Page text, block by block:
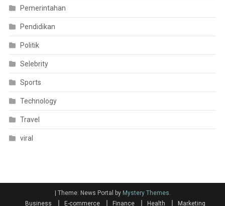
Pemerintahan
Pendidikan
Politik
Selebrity
Sports
Technology
Travel
viral
| Theme: News Portal by Mystery Themes.
Business
E-commerce Finance Health Marketing